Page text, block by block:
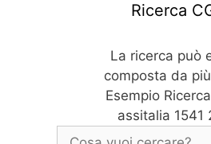
Ricerca
La ricerca può
composta da
Esempio
assitalia 1541